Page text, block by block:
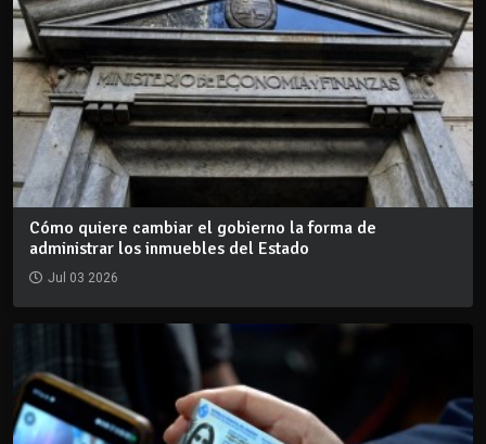
Cómo quiere cambiar el gobierno la forma de
administrar los inmuebles del Estado
Jul 03 2026